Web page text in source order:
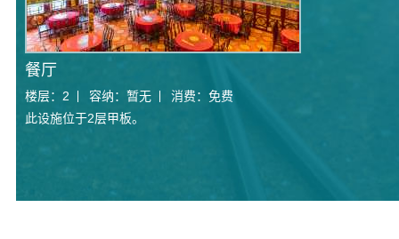
餐厅
楼层： 2 容纳： 暂无 消费： 免费
此设施位于2层甲板。